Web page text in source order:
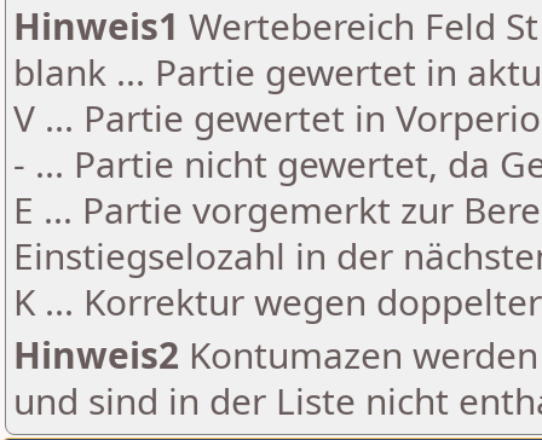
Hinweis1 Wertebereich Feld
blank ... Partie gewertet in
V ... Partie gewertet in
- ... Partie nicht gewertet, da
E ... Partie vorgemerkt zur
Einstiegselozahl in der
K ... Korrektur wegen
Hinweis2 Kontumazen
und sind in der Liste nicht